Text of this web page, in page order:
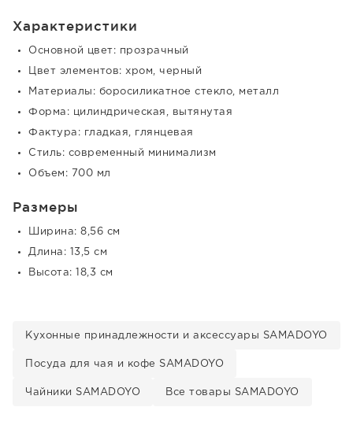
Характеристики
Основной цвет: прозрачный
Цвет элементов: хром, черный
Материалы: боросиликатное стекло, металл
Форма: цилиндрическая, вытянутая
Фактура: гладкая, глянцевая
Стиль: современный минимализм
Объем: 700 мл
Размеры
Ширина: 8,56 см
Длина: 13,5 см
Высота: 18,3 см
Кухонные принадлежности и аксессуары SAMADOYO
Посуда для чая и кофе SAMADOYO
Чайники SAMADOYO Все товары SAMADOYO